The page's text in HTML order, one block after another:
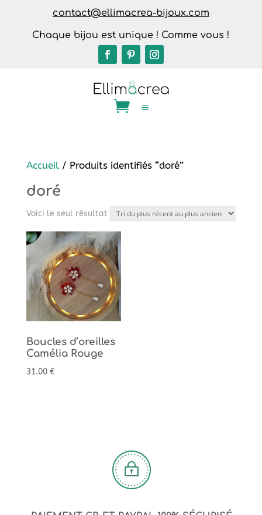
contact@ellimacrea-bijoux.com
Chaque bijou est unique ! Comme vous !
Accueil/ Produits identifiés “doré”
doré
Voici le seul résultat
Boucles d’oreilles
Camélia Rouge
31.00 €